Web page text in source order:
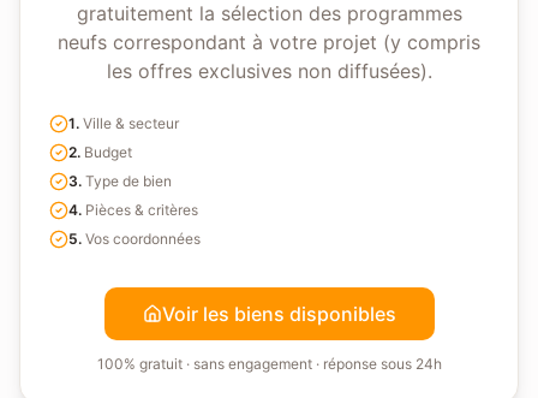
gratuitement la sélection des programmes
neufs correspondant à votre projet (y compris
les offres exclusives non diffusées).
1. Ville & secteur
2. Budget
3. Type de bien
4. Pièces & critères
5. Vos coordonnées
Voir les biens disponibles
100% gratuit · sans engagement · réponse sous 24h